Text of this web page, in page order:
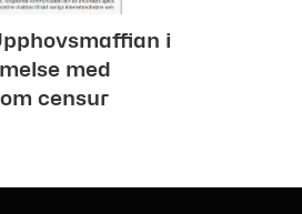
i
med
censur